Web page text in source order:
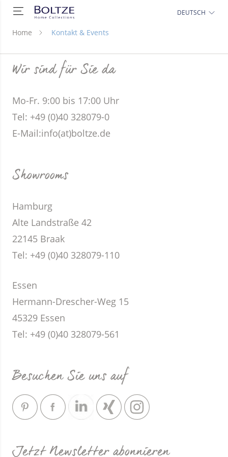
DEUTSCH
Home Kontakt & Events
Wir sind für Sie da
Mo-Fr. 9:00 bis 17:00 Uhr
Tel: +49 (0)40 328079-0
E-Mail:info(at)boltze.de
Showrooms
Hamburg
Alte Landstraße 42
22145 Braak
Tel: +49 (0)40 328079-110
Essen
Hermann-Drescher-Weg 15
45329 Essen
Tel: +49 (0)40 328079-561
Besuchen Sie uns auf
Jetzt Newsletter abonnieren